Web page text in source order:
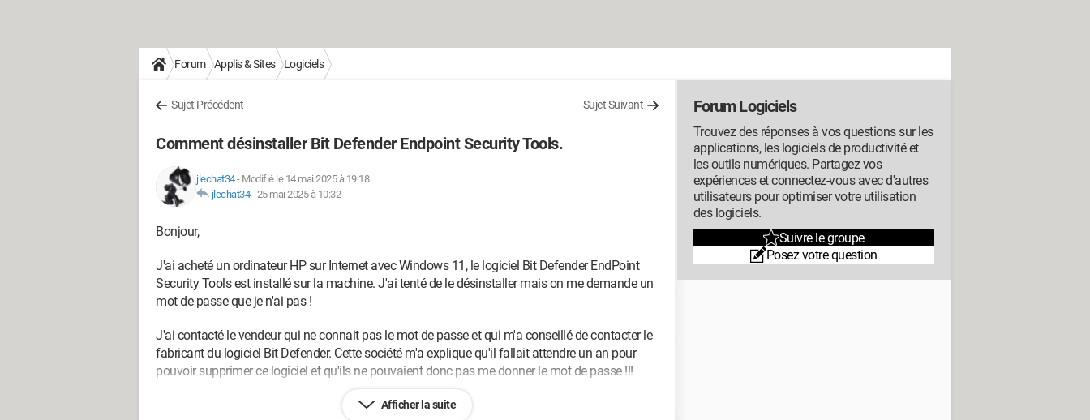
Forum Applis & Sites Logiciels
Sujet Précédent Sujet Suivant
Comment désinstaller Bit Defender Endpoint Security Tools.
jlechat34- Modifié le 14 mai 2025 à 19:18
jlechat34-25 mai 2025 à 10:32
Bonjour,
J'ai acheté un ordinateur HP sur Internet avec Windows 11, le logiciel Bit Defender EndPoint
Security Tools est installé sur la machine. J'ai tenté de le désinstaller mais on me demande un
mot de passe que je n'ai pas !
J'ai contacté le vendeur qui ne connait pas le mot de passe et qui m'a conseillé de contacter le
fabricant du logiciel Bit Defender. Cette société m'a explique qu'il fallait attendre un an pour
pouvoir supprimer ce logiciel et qu'ils ne pouvaient donc pas me donner le mot de passe !!!
Quelqu'un connait il une procédure pour supprimer ce logiciel de mon PC qu'il ralentit et qui ne
Afficher la suite
Forum Logiciels
Trouvez des réponses à vos questions sur les
applications, les logiciels de productivité et
les outils numériques. Partagez vos
expériences et connectez-vous avec d'autres
utilisateurs pour optimiser votre utilisation
des logiciels.
Suivre le groupe
Posez votre question